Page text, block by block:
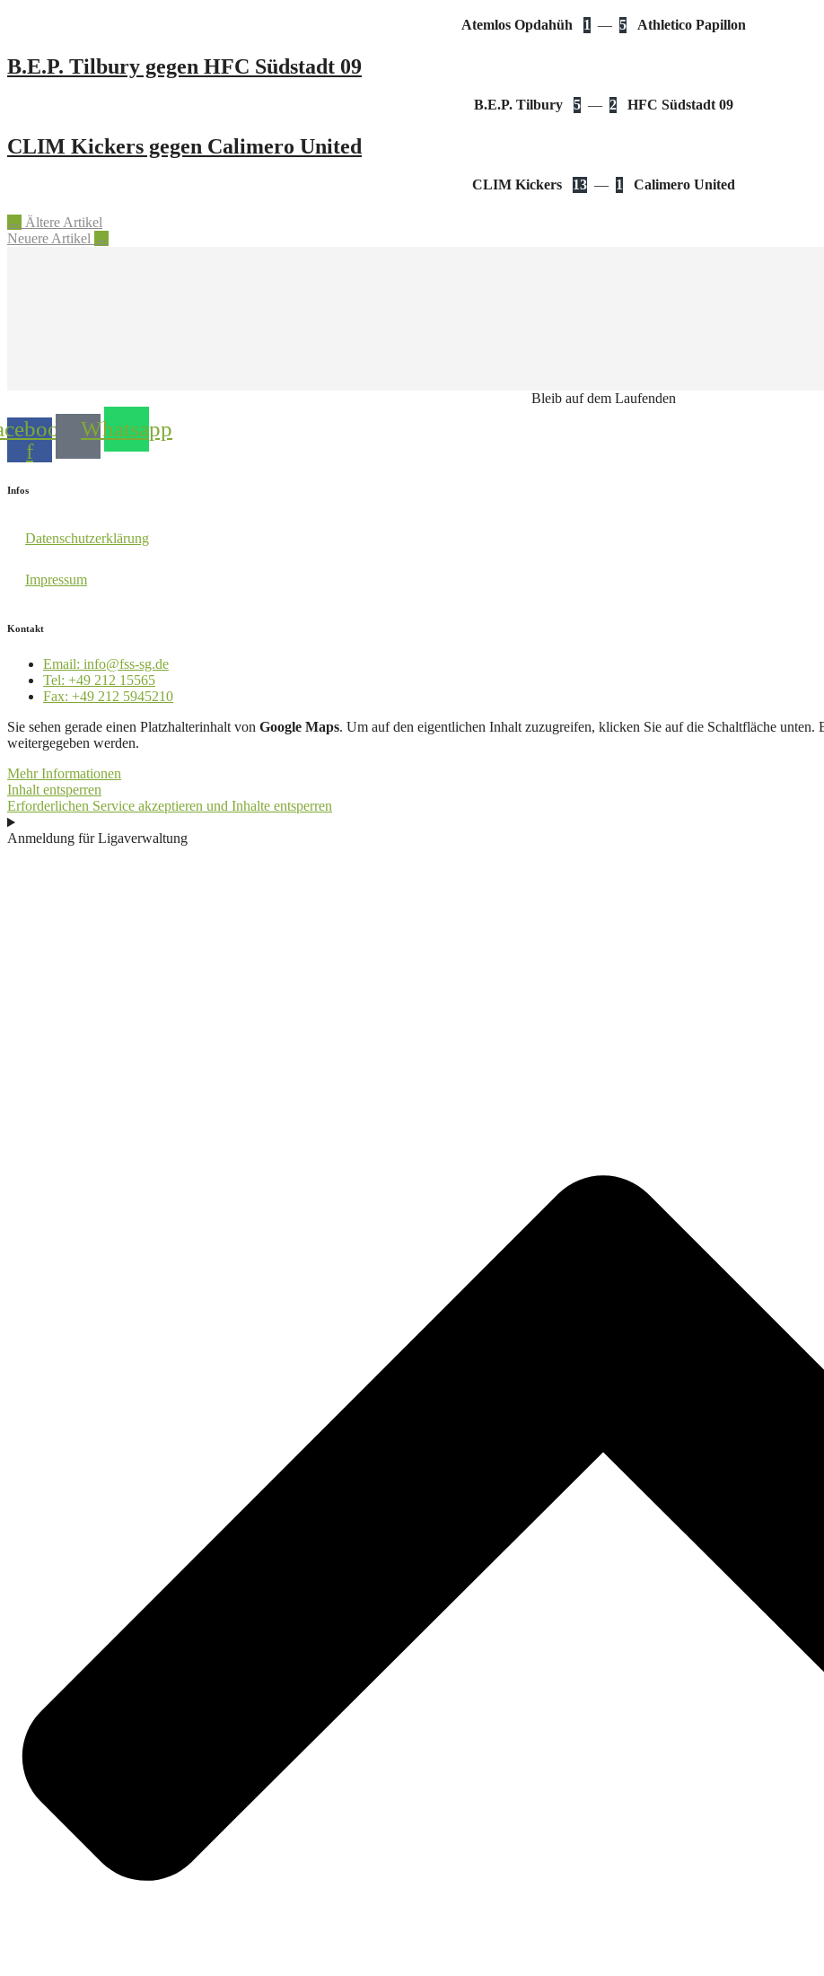
Atemlos Opdahüh 1 — 5 Athletico Papillon
B.E.P. Tilbury gegen HFC Südstadt 09
B.E.P. Tilbury 5 — 2 HFC Südstadt 09
CLIM Kickers gegen Calimero United
CLIM Kickers 13 — 1 Calimero United
Beitragsnavigation
← Ältere Artikel
Neuere Artikel →
Bleib auf dem Laufenden
f
Whatsapp
Infos
Datenschutzerklärung
Impressum
Kontakt
Email: info@fss-sg.de
Tel: +49 212 15565
Fax: +49 212 5945210
Sie sehen gerade einen Platzhalterinhalt von Google Maps. Um auf den eigentlichen Inhalt zuzugreifen, klicken Sie auf die Schaltfläche unten.
weitergegeben werden.
Mehr Informationen
Inhalt entsperren
Erforderlichen Service akzeptieren und Inhalte entsperren
Anmeldung für Ligaverwaltung